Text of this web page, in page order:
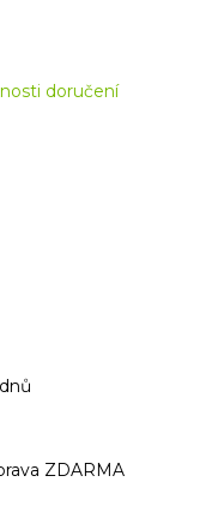
doručení
ZDARMA